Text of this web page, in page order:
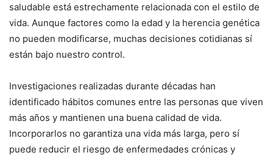
saludable está estrechamente relacionada con el estilo de
vida. Aunque factores como la edad y la herencia genética
no pueden modificarse, muchas decisiones cotidianas sí
están bajo nuestro control.
Investigaciones realizadas durante décadas han
identificado hábitos comunes entre las personas que viven
más años y mantienen una buena calidad de vida.
Incorporarlos no garantiza una vida más larga, pero sí
puede reducir el riesgo de enfermedades crónicas y